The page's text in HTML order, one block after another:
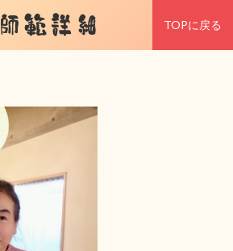
師範詳細 TOPに戻る